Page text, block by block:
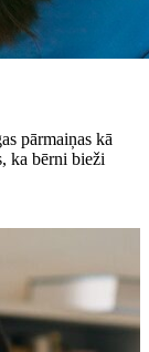
pārmaiņas kā
ka bērni bieži